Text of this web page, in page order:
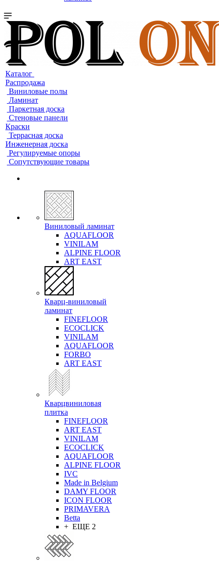
Каталог
Распродажа
Виниловые полы
Ламинат
Паркетная доска
Стеновые панели
Краски
Террасная доска
Инженерная доска
Регулируемые опоры
Сопутствующие товары
Виниловый ламинат
AQUAFLOOR
VINILAM
ALPINE FLOOR
ART EAST
Кварц-виниловый
ламинат
FINEFLOOR
ECOCLICK
VINILAM
AQUAFLOOR
FORBO
ART EAST
Кварцвиниловая
плитка
FINEFLOOR
ART EAST
VINILAM
ECOCLICK
AQUAFLOOR
ALPINE FLOOR
IVC
Made in Belgium
DAMY FLOOR
ICON FLOOR
PRIMAVERA
Betta
+ ЕЩЕ 2